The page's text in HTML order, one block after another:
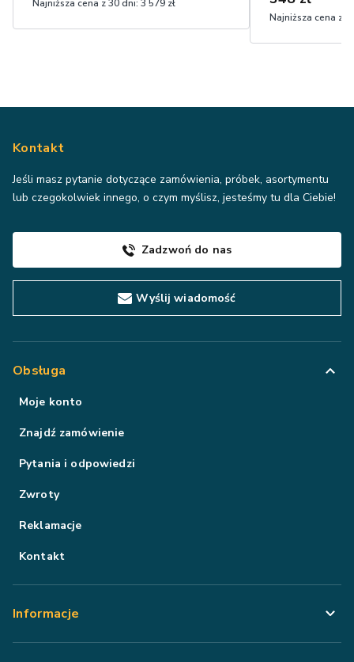
Najniższa cena z 30 dni: 3 579 zł
Najniższa cena z
Kontakt
Jeśli masz pytanie dotyczące zamówienia, próbek, asortymentu
lub czegokolwiek innego, o czym myślisz, jesteśmy tu dla Ciebie!
Zadzwoń do nas
Wyślij wiadomość
Obsługa
Moje konto
Znajdź zamówienie
Pytania i odpowiedzi
Zwroty
Reklamacje
Kontakt
Informacje